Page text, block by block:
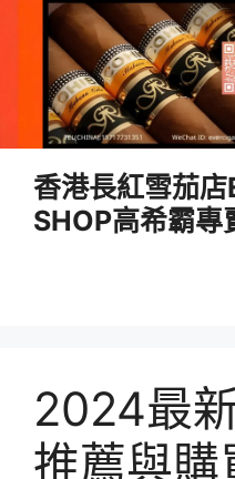
香港長紅雪茄店
SHOP高希霸專
2024最
推薦與購